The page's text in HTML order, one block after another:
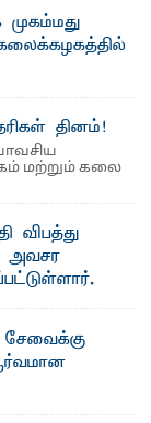
...
தினம்!
மற்றும் கலை
விபத்து
அவசர